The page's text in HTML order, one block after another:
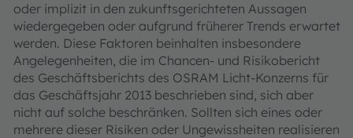
oder implizit in den zukunftsgerichteten Aussagen
wiedergegeben oder aufgrund früherer Trends erwartet
werden. Diese Faktoren beinhalten insbesondere
Angelegenheiten, die im Chancen- und Risikobericht
des Geschäftsberichts des OSRAM Licht-Konzerns für
das Geschäftsjahr 2013 beschrieben sind, sich aber
nicht auf solche beschränken. Sollten sich eines oder
mehrere dieser Risiken oder Ungewissheiten realisieren